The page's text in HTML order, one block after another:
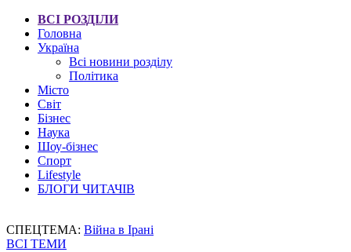
ВСІ РОЗДІЛИ
Головна
Україна
Всі новини розділу
Політика
Місто
Світ
Бізнес
Наука
Шоу-бізнес
Спорт
Lifestyle
БЛОГИ ЧИТАЧІВ
СПЕЦТЕМА: Війна в Ірані
ВСІ ТЕМИ